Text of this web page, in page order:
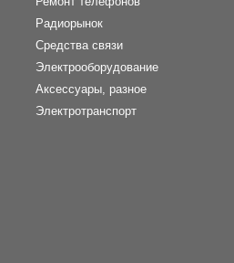
Радиорынок
Средства связи
Электрооборудование
Аксессуары, разное
Электротранспорт